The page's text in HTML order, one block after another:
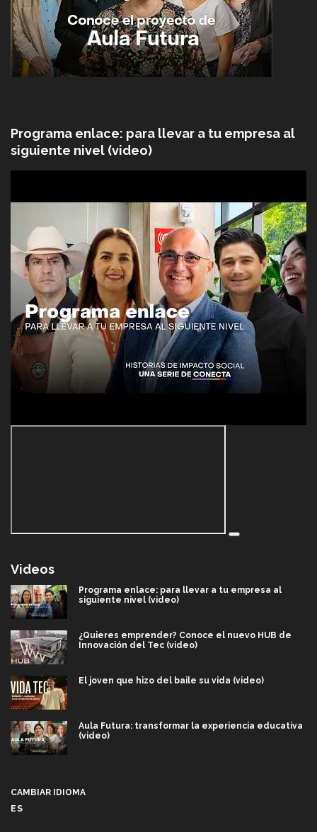
Programa enlace: para llevar a tu empresa al
siguiente nivel (video)
Videos
Programa enlace: para llevar a tu empresa al
siguiente nivel (video)
¿Quieres emprender? Conoce el nuevo HUB de
Innovación del Tec (video)
El joven que hizo del baile su vida (video)
Aula Futura: transformar la experiencia educativa
(video)
CAMBIAR IDIOMA
ES